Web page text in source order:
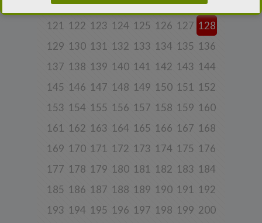
113 114 115 116 117 118 119 120
121
122 123 124 125 126 127 128
129 130 131 132 133 134 135 136
137 138 139 140 141 142 143 144
145 146 147 148 149 150 151
152
153 154 155 156 157 158 159 160
161
162 163 164 165 166 167 168
169 170 171 172 173 174 175 176
177 178 179 180 181 182 183 184
185 186 187 188 189 190 191
192
193 194 195 196 197 198 199 200
Niniejsza Polityka dotyczy przetwarzania danych osobowych,
których administratorem jest Cleaner Energy spółka z ograniczoną
odpowiedzialnością sp. k. z siedzibą w Warszawie, przy ul.
przedsiębiorców Krajowego Rejestru Sądowego, prowadzonego
przez Sąd Rejonowy dla m. st. Warszawy w Warszawie, XIII
KRS 0000770248, REGON 382497533, NIP 1132992861
sposobach przetwarzania danych osobowych użytkowników.
skontaktować się z nami:
a) pod adresem e-mail:rodo@cleanerenergy.pl
b) pisemnie na adres siedziby Spółki.